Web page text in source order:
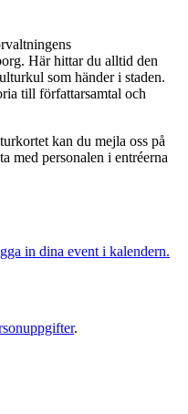
Här hittar du alltid den
som händer i staden.
till författarsamtal och
kan du mejla oss på
med personalen i entréerna
in dina event i kalendern.
.